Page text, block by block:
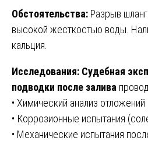
Обстоятельства: Разрыв
высокой жесткостью воды.
кальция.
Исследования: Судебная
подводки после залива
• Химический анализ отложений
• Коррозионные испытания
• Механические испытания